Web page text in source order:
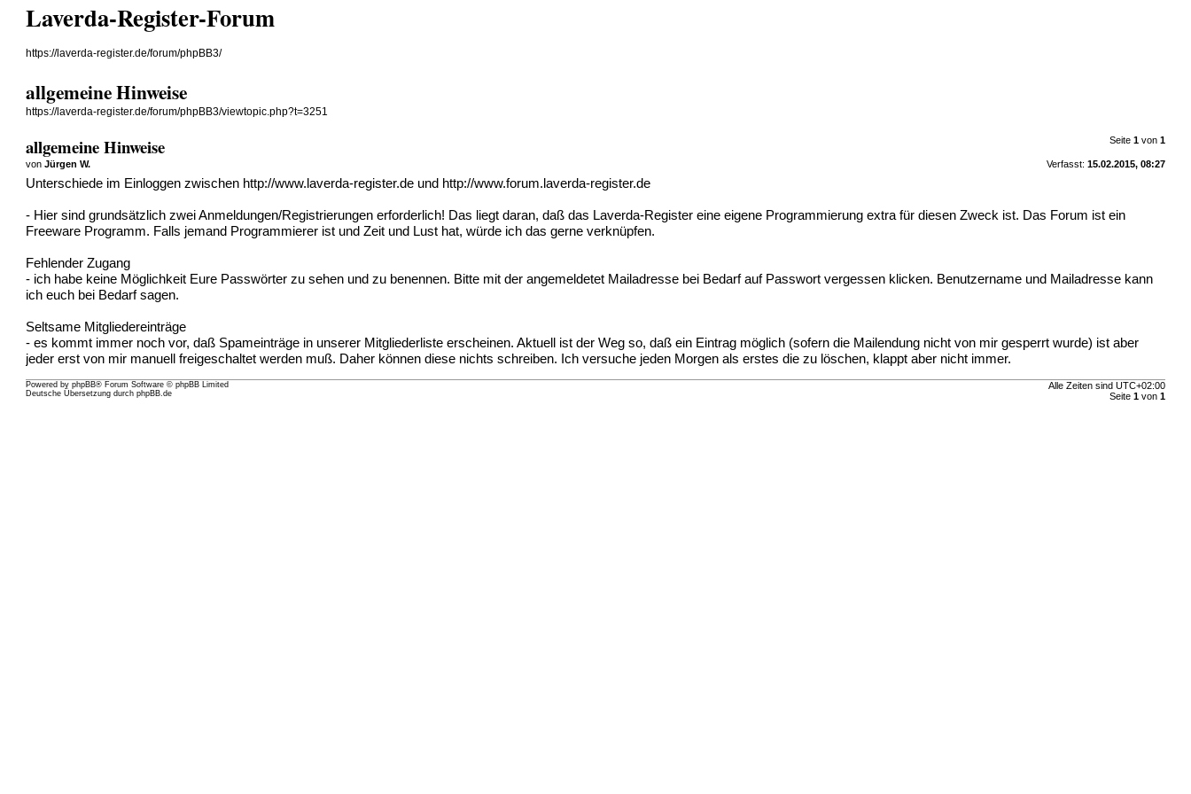
Laverda-Register-Forum
https://laverda-register.de/forum/phpBB3/
allgemeine Hinweise
https://laverda-register.de/forum/phpBB3/viewtopic.php?t=3251
Seite 1von 1
allgemeine Hinweise
Verfasst: 15.02.2015, 08:27
vonJürgen W.
Unterschiede im Einloggen zwischen http://www.laverda-register.de und http://www.forum.laverda-register.de
- Hier sind grundsätzlich zwei Anmeldungen/Registrierungen erforderlich! Das liegt daran, daß das Laverda-Register eine eigene Programmierung extra für diesen Zweck ist. Das Forum ist ein
Freeware Programm. Falls jemand Programmierer ist und Zeit und Lust hat, würde ich das gerne verknüpfen.
Fehlender Zugang
- ich habe keine Möglichkeit Eure Passwörter zu sehen und zu benennen. Bitte mit der angemeldetet Mailadresse bei Bedarf auf Passwort vergessen klicken. Benutzername und Mailadresse kann
ich euch bei Bedarf sagen.
Seltsame Mitgliedereinträge
- es kommt immer noch vor, daß Spameinträge in unserer Mitgliederliste erscheinen. Aktuell ist der Weg so, daß ein Eintrag möglich (sofern die Mailendung nicht von mir gesperrt wurde) ist aber
jeder erst von mir manuell freigeschaltet werden muß. Daher können diese nichts schreiben. Ich versuche jeden Morgen als erstes die zu löschen, klappt aber nicht immer.
Alle Zeiten sind UTC+02:00
Seite 1von 1
Powered byphpBB® Forum Software © phpBB Limited
Deutsche Übersetzung durchphpBB.de